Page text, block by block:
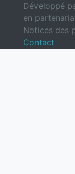
Développé
en
Notices des
Contact